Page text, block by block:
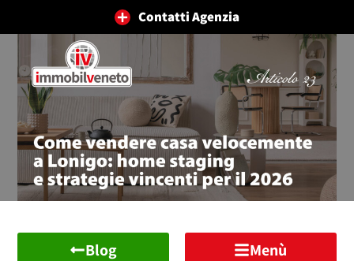
Contatti Agenzia
Blog Menù